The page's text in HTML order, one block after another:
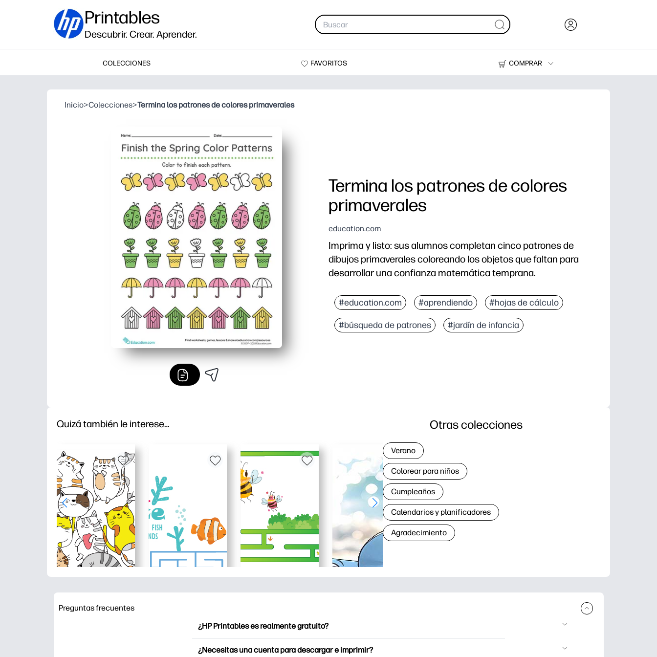
Printables
Descubrir. Crear. Aprender.
COLECCIONES FAVORITOS
COMPRAR
Impresoras
Inicio>Colecciones>Termina los patrones de colores primaverales
Termina los patrones de colores
primaverales
education.com
Imprima y listo: sus alumnos completan cinco patrones de
dibujos primaverales coloreando los objetos que faltan para
desarrollar una confianza matemática temprana.
Ahorra tiempo de preparación: solo imprime, agrega crayones y estarás
Los niños se entretienen con los brillantes íconos primaverales (piense en
Refuerza las habilidades básicas: patrones repetitivos simples,
#education.com #aprendiendo #hojas de cálculo
#búsqueda de patrones #jardín de infancia
Quizá también le interese… Otras colecciones
Verano
Colorear para niños
Cumpleaños
Calendarios y planificadores
Agradecimiento
Preguntas frecuentes
¿HP Printables es realmente gratuito?
¿Necesitas una cuenta para descargar e imprimir?